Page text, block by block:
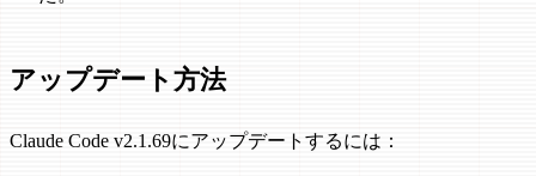
アップデート方法
Claude Code v2.1.69にアップデートするには：